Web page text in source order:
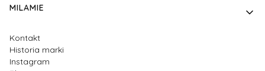
Linki w stopce
MILAMIE
Kontakt
Historia marki
Instagram